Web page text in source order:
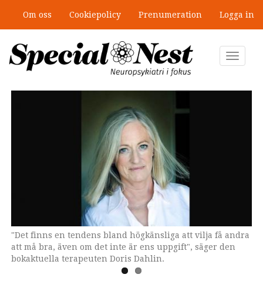
huvudinnehåll
Om oss Cookiepolicy Prenumeration Logga in
Toggle
"Det finns en tendens bland högkänsliga att vilja få andra
att må bra, även om det inte är ens uppgift", säger den
bokaktuella terapeuten Doris Dahlin.
Simskola för sensitivt begåvadeska fungera som en
praktisk och vägledande hjälpreda för personer med
högkänslighet.
”Jobbet gick bra – just därför togs
stödet bort”